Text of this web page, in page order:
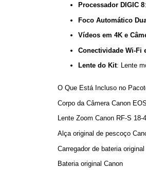
Processador DIGIC 8
Foco Automático
Vídeos em 4K e
Conectividade Wi-Fi
Lente do Kit: Lente
O Que Está Incluso no
Corpo da Câmera Canon
Lente Zoom Canon RF-S
Alça original de pescoço
Carregador de bateria
Bateria original Canon